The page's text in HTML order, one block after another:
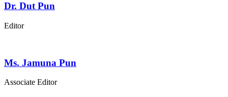
Dr. Dut Pun
Editor
Ms. Jamuna Pun
Associate Editor